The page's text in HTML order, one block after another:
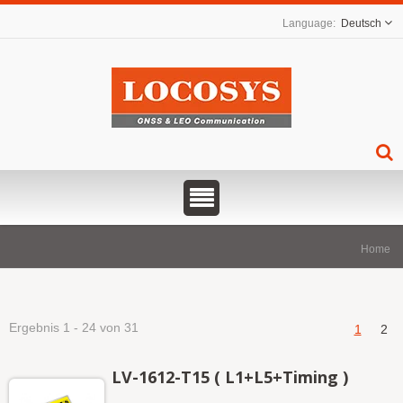
Deutsch
Home
Ergebnis 1 - 24 von 31 1 2
LV-1612-T15 ( L1+L5+Timing )